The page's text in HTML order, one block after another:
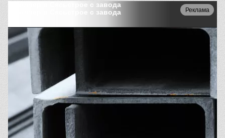
Реклама
Швеллер в Сясьстрое с завода
Швеллер в Сясьстрое с завода